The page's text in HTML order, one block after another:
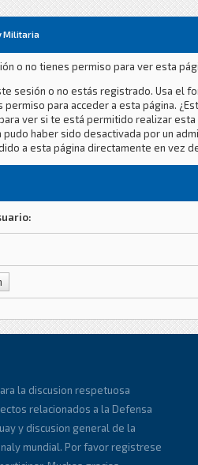
Militaria
o no tienes permiso para ver esta
sesión o no estás registrado. Usa el
permiso para acceder a esta página.
ver si te está permitido realizar esta
pudo haber sido desactivada por un
a esta página directamente en vez
la discusion respetuosa
relacionados a la Defensa
y discusion general de la
mundial. Por favor registrese